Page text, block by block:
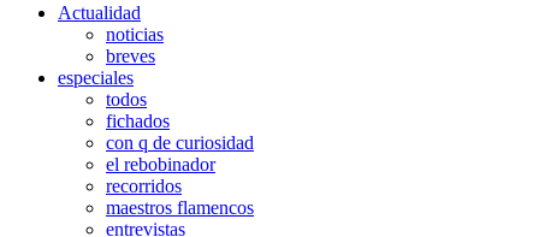
Actualidad
noticias
breves
especiales
todos
fichados
con q de curiosidad
el rebobinador
recorridos
maestros flamencos
entrevistas